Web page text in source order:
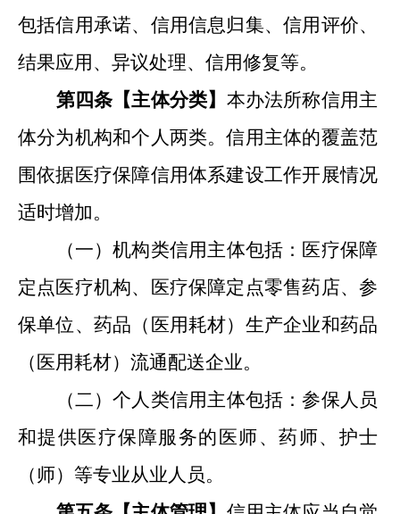
包括信用承诺、信用信息归集、信用评价、
结果应用 、异议处理、信用修复等。
第四条【主体分类】 本办法所称信用主
体分为机构和个人两类。信用主体的覆盖范
围依据医疗保障信用体系建设工作开展情况
适时增加。
（一）机构类信用主体包括：医疗保障
定点医疗机构、医疗保障定点零售药店、参
保单位、药品（医用耗材）生产企业和药品
（医用耗材）流通配送企业。
（二）个人类信用主体包括：参保人员
和提供医疗保障服务的医师、药师、护士
（师）等专业从业人员。